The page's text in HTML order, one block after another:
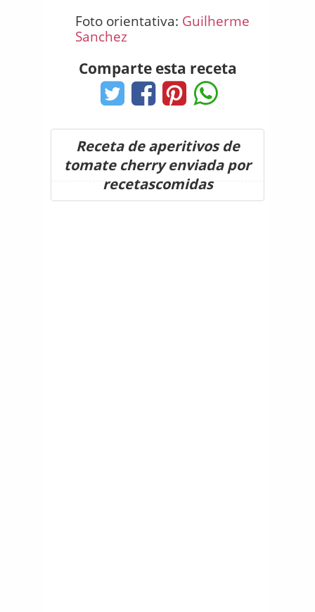
Foto orientativa: Guilherme
Sanchez
Comparte esta receta
Receta de aperitivos de
tomate cherry enviada por
recetascomidas